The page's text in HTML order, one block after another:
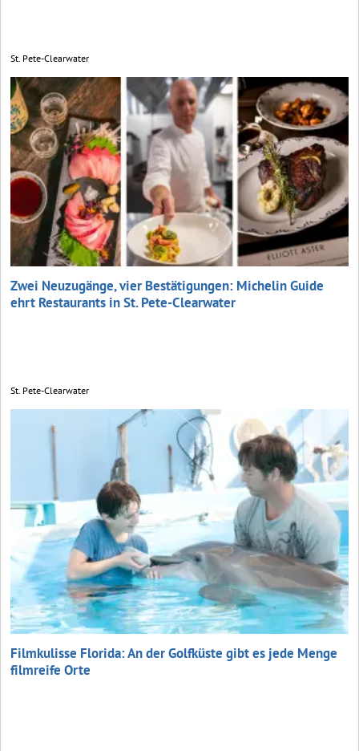
St. Pete-Clearwater
Zwei Neuzugänge, vier Bestätigungen: Michelin Guide
ehrt Restaurants in St. Pete-Clearwater
St. Pete-Clearwater
Filmkulisse Florida: An der Golfküste gibt es jede Menge
filmreife Orte